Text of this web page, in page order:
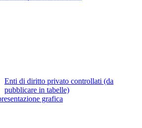
Enti di diritto privato controllati (da
pubblicare in tabelle)
grafica